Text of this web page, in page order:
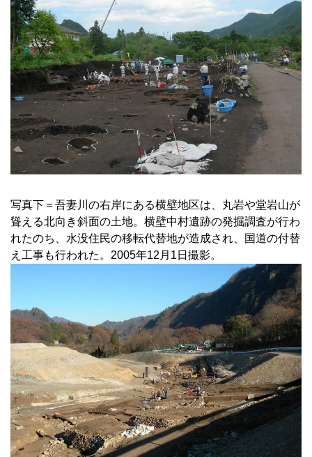
写真下＝吾妻川の右岸にある横壁地区は、丸岩や堂岩山が
聳える北向き斜面の土地。横壁中村遺跡の発掘調査が行わ
れたのち、水没住民の移転代替地が造成され、国道の付替
え工事も行われた。2005年12月1日撮影。